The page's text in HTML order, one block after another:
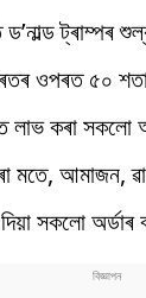
ড’নাল্ড ট্ৰাম্পৰ
ওপৰত ৫০
লাভ কৰা সকলো
মতে, আমাজন,
সকলো অৰ্ডাৰ